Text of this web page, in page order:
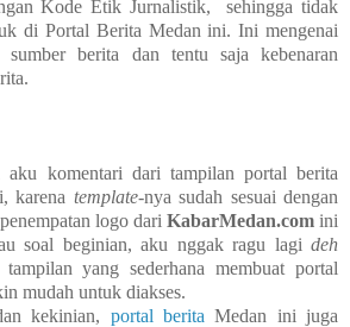
Kode Etik Jurnalistik, sehingga tidak
di Portal Berita Medan ini. Ini mengenai
sumber berita dan tentu saja kebenaran
aku komentari dari tampilan portal berita
karena template-nya sudah sesuai dengan
logo dari KabarMedan.com ini
soal beginian, aku nggak ragu lagi deh
yang sederhana membuat portal
mudah untuk diakses.
kekinian, portal berita Medan ini juga